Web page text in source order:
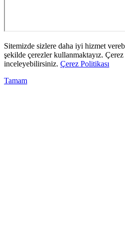
Sitemizde sizlere daha iyi hizmet
şekilde çerezler kullanmaktayız. Çerez
inceleyebilirsiniz. Çerez Politikası
Tamam